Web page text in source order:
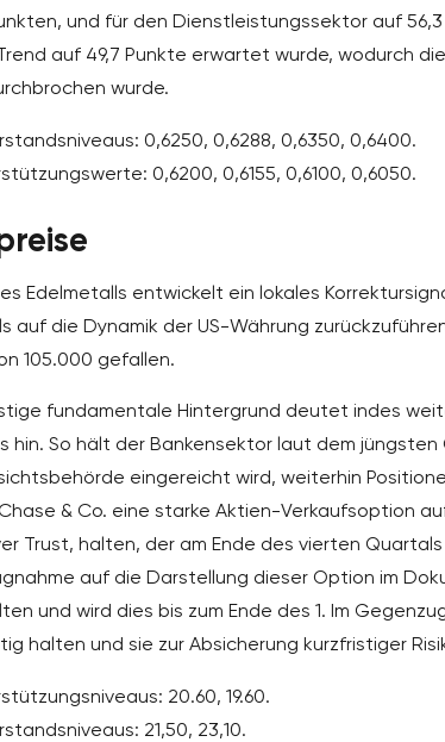
und für den Dienstleistungssektor auf
auf 49,7 Punkte erwartet wurde, wodurch
wurde.
0,6250, 0,6288, 0,6350, 0,6400.
0,6200, 0,6155, 0,6100, 0,6050.
Edelmetalls entwickelt ein lokales
auf die Dynamik der US-Währung
105.000 gefallen.
fundamentale Hintergrund deutet indes
hin. So hält der Bankensektor laut dem jüngsten
eingereicht wird, weiterhin
& Co. eine starke Aktien-Verkaufsoption
Trust, halten, der am Ende des vierten
auf die Darstellung dieser Option im
und wird dies bis zum Ende des 1. Im
halten und sie zur Absicherung kurzfristiger
20.60, 19.60.
21,50, 23,10.